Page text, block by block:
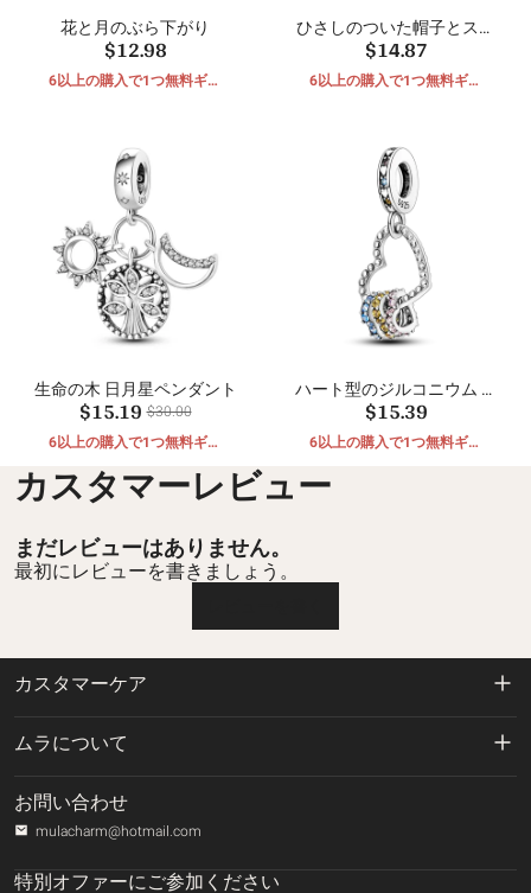
花と月のぶら下がり
$12.98
6以上の購入で1つ無料ギフ
ひさしのついた帽子とスク
ーターのぶら下がり
$14.87
6以上の購入で1つ無料ギフ
生命の木 日月星ペンダント
$15.19 $30.00
6以上の購入で1つ無料ギフ
ハート型のジルコニウム ダ
ングル
$15.39
6以上の購入で1つ無料ギフ
カスタマーレビュー
まだレビューはありません。
最初にレビューを書きましょう。
カスタマーケア
プライバシーポリシー
利用規約
ムラについて
ご注文の追跡
お問い合わせ
お問い合わせ
mulacharm@hotmail.com
特別オファーにご参加ください